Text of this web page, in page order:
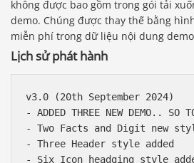
không được bao gồm trong gói tải
demo. Chúng được thay thế bằng
miễn phí trong dữ liệu nội dung
Lịch sử phát hành
v3.0 (20th September 2024)
- ADDED THREE NEW DEMO.. SO
- Two Facts and Digit new
- Three Header style added
- Six Icon headging style